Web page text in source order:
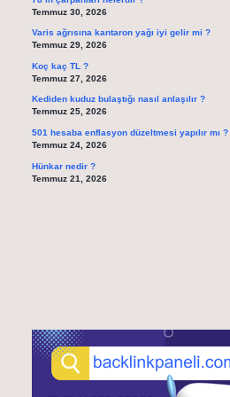
Temmuz 30, 2026
Varis ağrısına kantaron yağı iyi gelir mi ?
Temmuz 29, 2026
Koç kaç TL ?
Temmuz 27, 2026
Kediden kuduz bulaştığı nasıl anlaşılır ?
Temmuz 25, 2026
501 hesaba enflasyon düzeltmesi yapılır mı ?
Temmuz 24, 2026
Hünkar nedir ?
Temmuz 21, 2026